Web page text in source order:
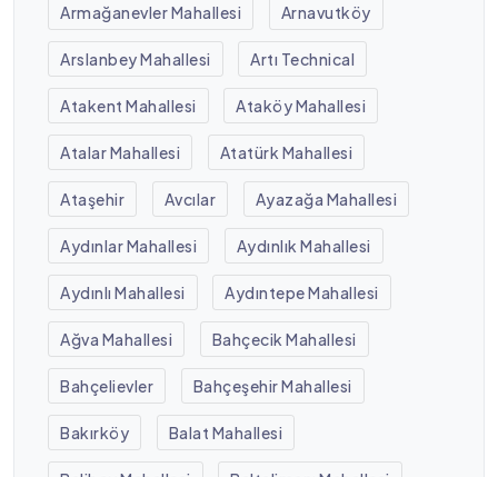
Armağanevler Mahallesi Arnavutköy
Arslanbey Mahallesi Artı Technical
Atakent Mahallesi Ataköy Mahallesi
Atalar Mahallesi Atatürk Mahallesi
Ataşehir Avcılar Ayazağa Mahallesi
Aydınlar Mahallesi Aydınlık Mahallesi
Aydınlı Mahallesi Aydıntepe Mahallesi
Ağva Mahallesi Bahçecik Mahallesi
Bahçelievler Bahçeşehir Mahallesi
Bakırköy Balat Mahallesi